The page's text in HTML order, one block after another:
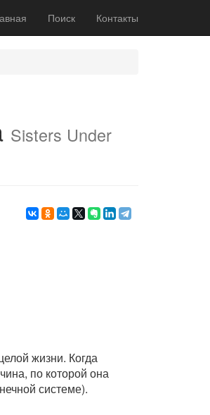
Поиск Контакты
Sisters Under
жизни. Когда
по которой она
системе).